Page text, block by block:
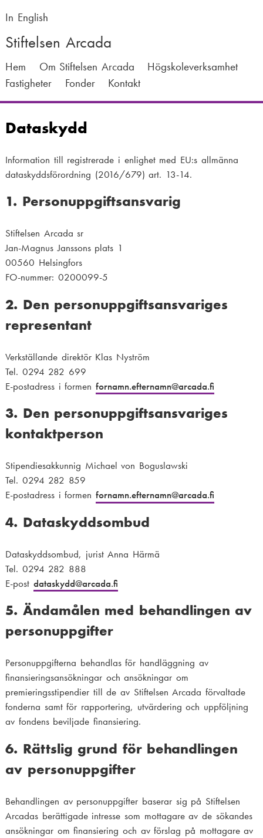
till
huvudinnehåll
In English
Stiftelsen Arcada
M
a
n
a
v
g
a
t
o
n
Hem Om Stiftelsen Arcada
Högskoleverksamhet
Fastigheter
Fonder Kontakt
Dataskydd
Information till registrerade i enlighet med EU:s allmänna
dataskyddsförordning (2016/679) art. 13-14.
1. Personuppgiftsansvarig
Stiftelsen Arcada sr
Jan-Magnus Janssons plats 1
00560 Helsingfors
FO-nummer: 0200099-5
2. Den personuppgiftsansvariges
representant
Verkställande direktör Klas Nyström
Tel. 0294 282 699
E-postadress i formen fornamn.efternamn@arcada.fi
3. Den personuppgiftsansvariges
kontaktperson
Stipendiesakkunnig Michael von Boguslawski
Tel. 0294 282 859
E-postadress i formen fornamn.efternamn@arcada.fi
4. Dataskyddsombud
Dataskyddsombud, jurist Anna Härmä
Tel. 0294 282 888
E-post dataskydd@arcada.fi
5. Ändamålen med behandlingen av
personuppgifter
Personuppgifterna behandlas för handläggning av
finansieringsansökningar och ansökningar om
premieringsstipendier till de av Stiftelsen Arcada förvaltade
fonderna samt för rapportering, utvärdering och uppföljning
av fondens beviljade finansiering.
6. Rättslig grund för behandlingen
av personuppgifter
Behandlingen av personuppgifter baserar sig på Stiftelsen
Arcadas berättigade intresse som mottagare av de sökandes
ansökningar om finansiering och av förslag på mottagare av